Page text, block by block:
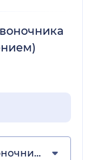
Рентген поясничного отдела позвоночника